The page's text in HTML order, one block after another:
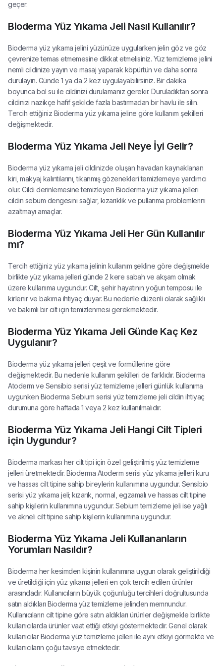
geçer.
Bioderma Yüz Yıkama Jeli Nasıl Kullanılır?
Bioderma yüz yıkama jelini yüzünüze uygularken jelin göz ve göz
çevrenize temas etmemesine dikkat etmelisiniz. Yüz temizleme jelini
nemli cildinize yayın ve masaj yaparak köpürtün ve daha sonra
durulayın. Günde 1 ya da 2 kez uygulayabilirsiniz. Bir dakika
boyunca bol su ile cildinizi durulamanız gerekir. Duruladıktan sonra
cildinizi nazikçe hafif şekilde fazla bastırmadan bir havlu ile silin.
Tercih ettiğiniz Bioderma yüz yıkama jeline göre kullanım şekilleri
değişmektedir.
Bioderma Yüz Yıkama Jeli Neye İyi Gelir?
Bioderma yüz yıkama jeli cildinizde oluşan havadan kaynaklanan
kiri, makyaj kalıntılarını, tıkanmış gözenekleri temizlemeye yardımcı
olur. Cildi derinlemesine temizleyen Bioderma yüz yıkama jelleri
cildin sebum dengesini sağlar, kızarıklık ve pullanma problemlerini
azaltmayı amaçlar.
Bioderma Yüz Yıkama Jeli Her Gün Kullanılır
mı?
Tercih ettiğiniz yüz yıkama jelinin kullanım şekline göre değişmekle
birlikte yüz yıkama jelleri günde 2 kere sabah ve akşam olmak
üzere kullanıma uygundur. Cilt, şehir hayatının yoğun temposu ile
kirlenir ve bakıma ihtiyaç duyar. Bu nedenle düzenli olarak sağlıklı
ve bakımlı bir cilt için temizlenmesi gerekmektedir.
Bioderma Yüz Yıkama Jeli Günde Kaç Kez
Uygulanır?
Bioderma yüz yıkama jelleri çeşit ve formüllerine göre
değişmektedir. Bu nedenle kullanım şekilleri de farklıdır. Bioderma
Atoderm ve Sensibio serisi yüz temizleme jelleri günlük kullanıma
uygunken Bioderma Sebium serisi yüz temizleme jeli cildin ihtiyaç
durumuna göre haftada 1 veya 2 kez kullanılmalıdır.
Bioderma Yüz Yıkama Jeli Hangi Cilt Tipleri
için Uygundur?
Bioderma markası her cilt tipi için özel geliştirilmiş yüz temizleme
jelleri üretmektedir. Bioderma Atoderm serisi yüz yıkama jelleri kuru
ve hassas cilt tipine sahip bireylerin kullanımına uygundur. Sensibio
serisi yüz yıkama jeli; kızarık, normal, egzamalı ve hassas cilt tipine
sahip kişilerin kullanımına uygundur. Sebium temizleme jeli ise yağlı
ve akneli cilt tipine sahip kişilerin kullanımına uygundur.
Bioderma Yüz Yıkama Jeli Kullananların
Yorumları Nasıldır?
Bioderma her kesimden kişinin kullanımına uygun olarak geliştirildiği
ve üretildiği için yüz yıkama jelleri en çok tercih edilen ürünler
arasındadır. Kullanıcıların büyük çoğunluğu tercihleri doğrultusunda
satın aldıkları Bioderma yüz temizleme jelinden memnundur.
Kullanıcıların cilt tipine göre satın aldıkları ürünler değişmekle birlikte
kullanıcılarda ürünler vaat ettiği etkiyi göstermektedir. Genel olarak
kullanıcılar Bioderma yüz temizleme jelleri ile aynı etkiyi görmekte ve
kullanıcıların çoğu tavsiye etmektedir.